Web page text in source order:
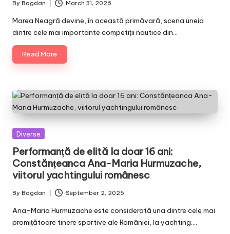
Posted
by
By Bogdan March 31, 2026
Marea Neagră devine, în această primăvară, scena uneia
dintre cele mai importante competiții nautice din…
Read More
Posted
Diverse
Performanță de elită la doar 16 ani:
Constănțeanca Ana-Maria Hurmuzache,
viitorul yachtingului românesc
Posted
by
By Bogdan September 2, 2025
Ana-Maria Hurmuzache este considerată una dintre cele mai
promițătoare tinere sportive ale României, la yachting.…